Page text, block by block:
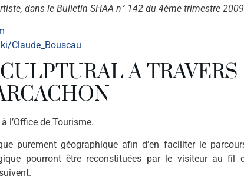
dans le Bulletin SHAA n° 142 du 4ème trimestre
Claude_Bouscau
A TRAVERS
l’Office de Tourisme.
purement géographique afin d’en faciliter le
pourront être reconstituées par le visiteur au fil